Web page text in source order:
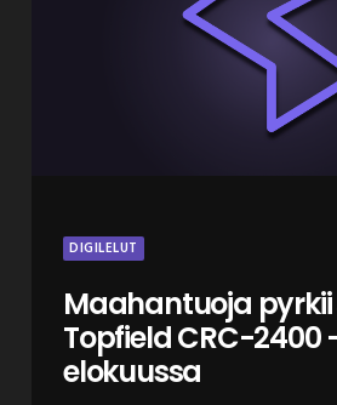
DIGILELUT
Maahantuoja
Topfield CRC-2400
elokuussa